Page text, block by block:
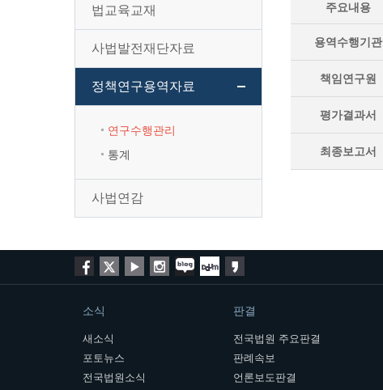
법교육교재
사법발전재단자료
정책연구용역자료
연구수행관리
통계
사법연감
주요내용
용역수행기관
책임연구원
평가결과서
최종보고서
소식
새소식
포토뉴스
전국법원소식
판결
전국법원 주요판결
판례속보
언론보도판결